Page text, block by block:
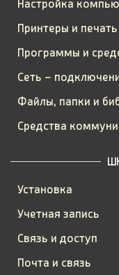
Настройка
Принтеры и печать
Программы и
Сеть –
Файлы, папки и
Средства
Установка
Учетная запись
Связь и доступ
Почта и связь